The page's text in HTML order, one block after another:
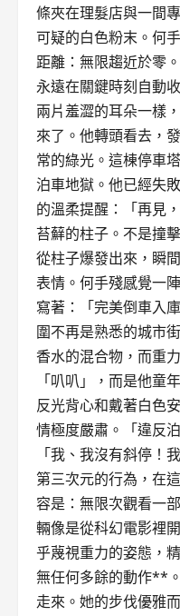
條夾在理髮店與一間
可疑的白色粉末。何
距離：無限趨近於零
永遠在關鍵時刻自動
兩片羞澀的耳朵一樣
來了。他轉頭看去，
常的綠光。這棟停車
泊車地獄。他已經失
的溫柔提醒：「再見
苔蘚的柱子。不是撞
從柱子爆發出來，瞬
表情。何手殘感覺一
寫著：「完美倒車入
圍不再是熟悉的城市
香水的混合物，而重
「叭叭」，而是他童
反光背心和戴著白色
情極度嚴肅。「違反
「我、我沒有斜停
第三次元的行為，在
容是：無限次觀看一
輛像是從科幻電影裡
乎蔑視重力的姿態，
無任何多餘的動作**
走來。她的步伐優雅